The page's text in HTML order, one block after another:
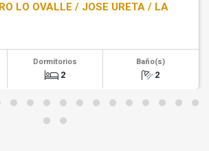
LO OVALLE / JOSE URETA / LA
Dormitorios
2
Baño(s)
2